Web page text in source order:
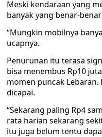
Meski kendaraan yang
banyak yang benar-
“Mungkin mobilnya
ucapnya.
Penurunan itu terasa
bisa menembus Rp10
momen puncak
dicapai.
“Sekarang paling Rp4
rata harian sekarang
itu juga belum tentu